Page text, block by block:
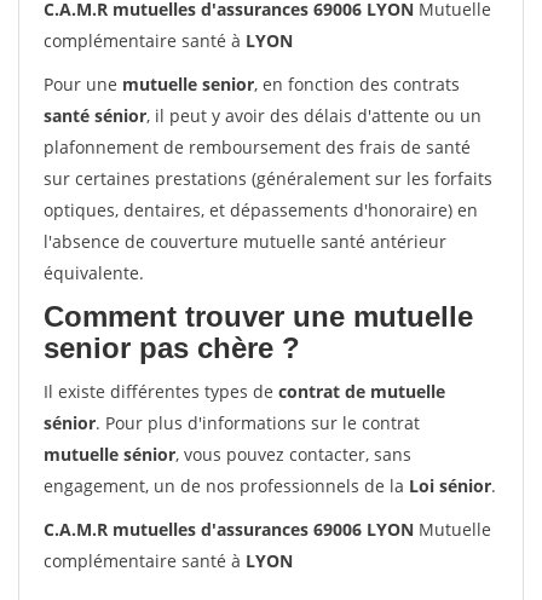
C.A.M.R mutuelles d'assurances 69006 LYON Mutuelle
complémentaire santé à LYON
Pour une mutuelle senior, en fonction des contrats
santé sénior, il peut y avoir des délais d'attente ou un
plafonnement de remboursement des frais de santé
sur certaines prestations (généralement sur les forfaits
optiques, dentaires, et dépassements d'honoraire) en
l'absence de couverture mutuelle santé antérieur
équivalente.
Comment trouver une mutuelle
senior pas chère ?
Il existe différentes types de contrat de mutuelle
sénior. Pour plus d'informations sur le contrat
mutuelle sénior, vous pouvez contacter, sans
engagement, un de nos professionnels de la Loi sénior.
C.A.M.R mutuelles d'assurances 69006 LYON Mutuelle
complémentaire santé à LYON